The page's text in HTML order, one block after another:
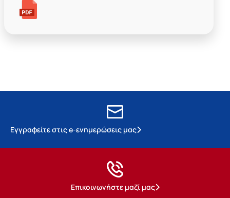
Εγγραφείτε στις e-ενημερώσεις μας
Επικοινωνήστε μαζί μας